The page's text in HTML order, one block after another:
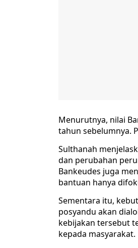
Menurutnya, nilai
tahun sebelumnya.
Sulthanah
dan perubahan
Bankeudes juga
bantuan hanya
Sementara itu,
posyandu akan
kebijakan tersebut
kepada masyarakat.